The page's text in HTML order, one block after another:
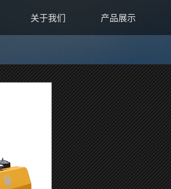
关于我们 产品展示